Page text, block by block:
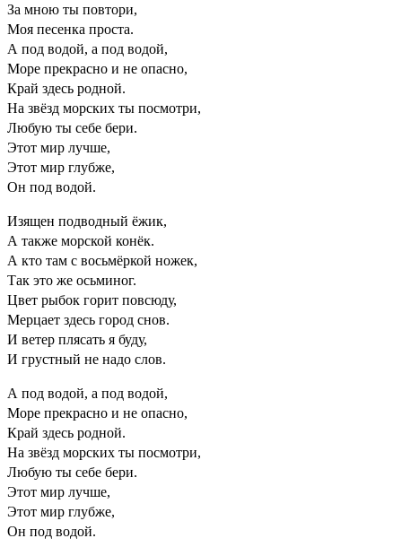
За мною ты повтори,
Моя песенка проста.
А под водой, а под водой,
Море прекрасно и не опасно,
Край здесь родной.
На звёзд морских ты посмотри,
Любую ты себе бери.
Этот мир лучше,
Этот мир глубже,
Он под водой.
Изящен подводный ёжик,
А также морской конёк.
А кто там с восьмёркой ножек,
Так это же осьминог.
Цвет рыбок горит повсюду,
Мерцает здесь город снов.
И ветер плясать я буду,
И грустный не надо слов.
А под водой, а под водой,
Море прекрасно и не опасно,
Край здесь родной.
На звёзд морских ты посмотри,
Любую ты себе бери.
Этот мир лучше,
Этот мир глубже,
Он под водой.